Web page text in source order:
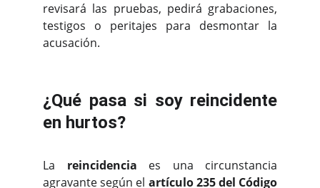
revisará las pruebas, pedirá grabaciones,
testigos o peritajes para desmontar la
acusación.
¿Qué pasa si soy reincidente
en hurtos?
La reincidencia es una circunstancia
agravante según el artículo 235 del Código